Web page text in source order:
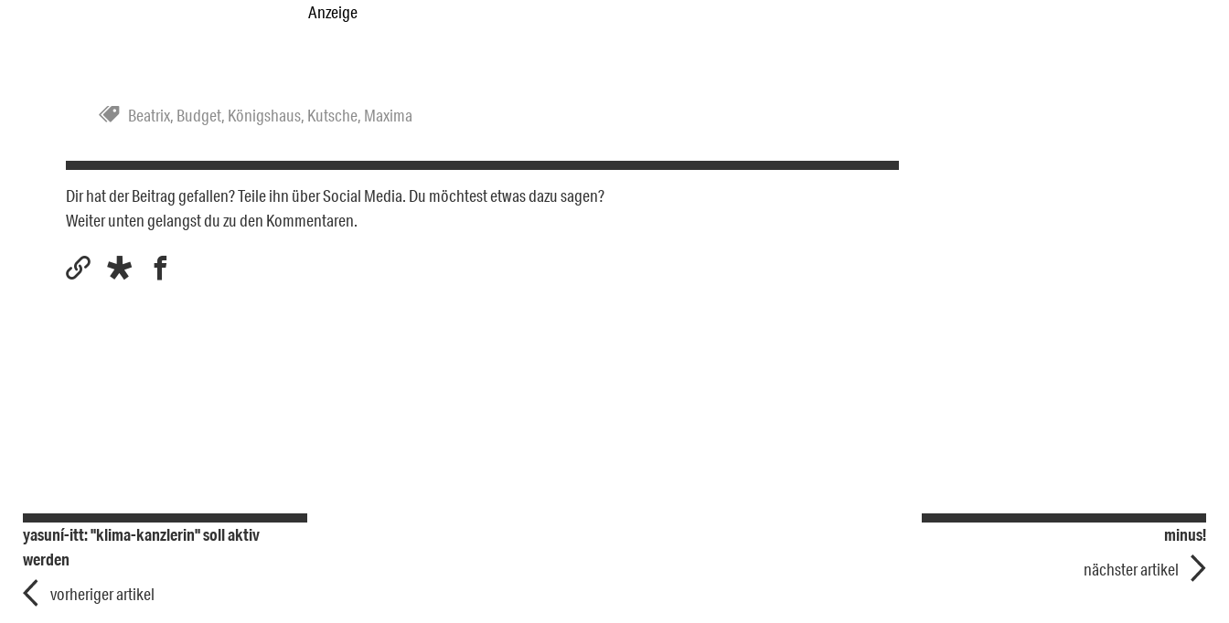
Anzeige
Beatrix, Budget, Königshaus, Kutsche, Maxima
Dir hat der Beitrag gefallen? Teile ihn über Social Media. Du möchtest etwas dazu sagen?
Weiter unten gelangst du zu den Kommentaren.
yasuní-itt: "klima-kanzlerin" soll aktiv
werden
vorheriger artikel
minus!
nächster artikel